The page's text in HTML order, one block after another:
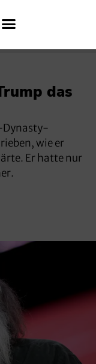
das
Dynasty-
wie er
Er hatte nur